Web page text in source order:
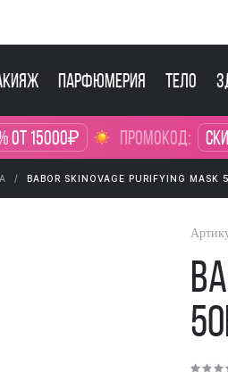
Парфюмерия Тело
от 15000₽ промокод:
BABOR SKINOVAGE PURIFYING MASK